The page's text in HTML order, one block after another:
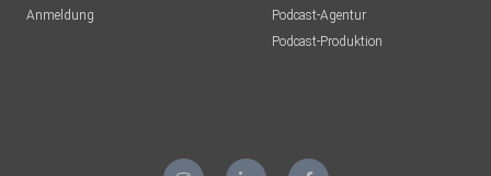
Anmeldung
Podcast-Agentur
Podcast-Produktion